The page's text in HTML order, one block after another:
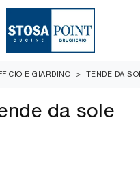
E GIARDINO > TENDE DA
da sole